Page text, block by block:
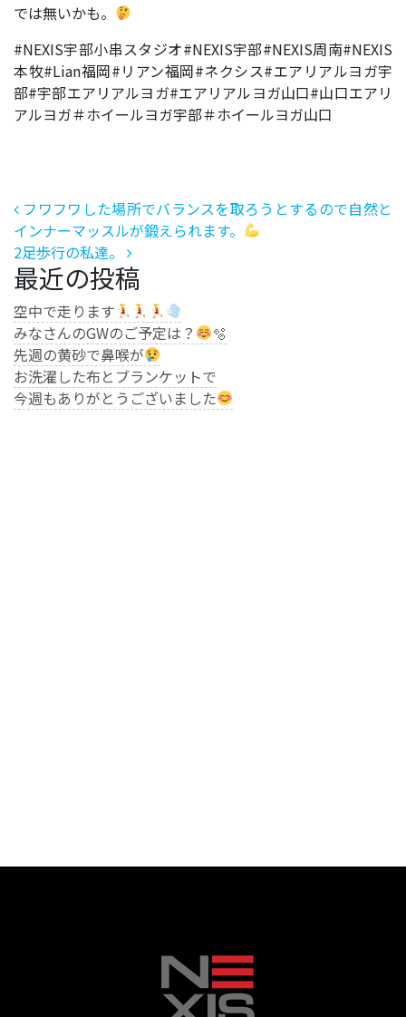
では無いかも。
#NEXIS宇部小串スタジオ#NEXIS宇部#NEXIS周南#NEXIS
本牧#Lian福岡#リアン福岡#ネクシス#エアリアルヨガ宇
部#宇部エアリアルヨガ#エアリアルヨガ山口#山口エアリ
アルヨガ＃ホイールヨガ宇部＃ホイールヨガ山口
投稿ナビゲーション
フワフワした場所でバランスを取ろうとするので自然と
インナーマッスルが鍛えられます。
2足歩行の私達。
最近の投稿
空中で走ります
みなさんのGWのご予定は？
🫧
先週の黄砂で鼻喉が
お洗濯した布とブランケットで
今週もありがとうございました